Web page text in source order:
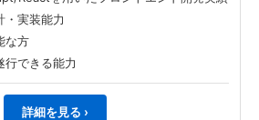
・実装能力
な方
行できる能力
詳細を見る ›